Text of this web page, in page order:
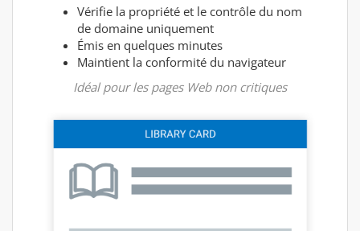
Vérifie la propriété et le contrôle du nom
de domaine uniquement
Émis en quelques minutes
Maintient la conformité du navigateur
Idéal pour les pages Web non critiques